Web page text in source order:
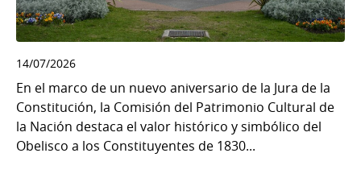
14/07/2026
En el marco de un nuevo aniversario de la Jura de la
Constitución, la Comisión del Patrimonio Cultural de
la Nación destaca el valor histórico y simbólico del
Obelisco a los Constituyentes de 1830...